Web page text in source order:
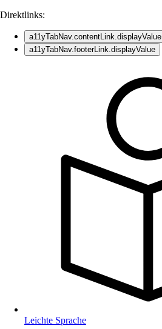
Direktlinks:
a11yTabNav.contentLink.displayValue
a11yTabNav.footerLink.displayValue
Leichte Sprache